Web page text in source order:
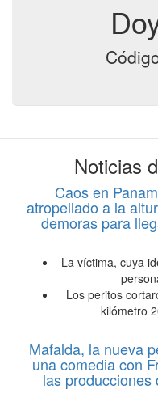
Noticias
Caos en
atropellado a la
demoras para
La víctima, cuya
Los peritos
kilómetro
Mafalda, la nueva
una comedia con
las